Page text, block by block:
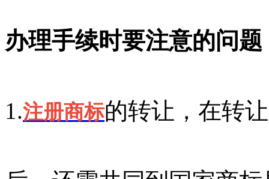
办理手续时要注意的问题
1.注册商标的转让，在转